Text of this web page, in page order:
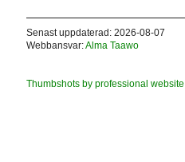
Senast uppdaterad: 2026-08-07
Webbansvar:Alma Taawo
Thumbshots by professional